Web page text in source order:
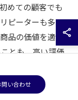
めての顧客でも
ピーターも多い
品の価値を適切
とも、高い評価
問い合わせ